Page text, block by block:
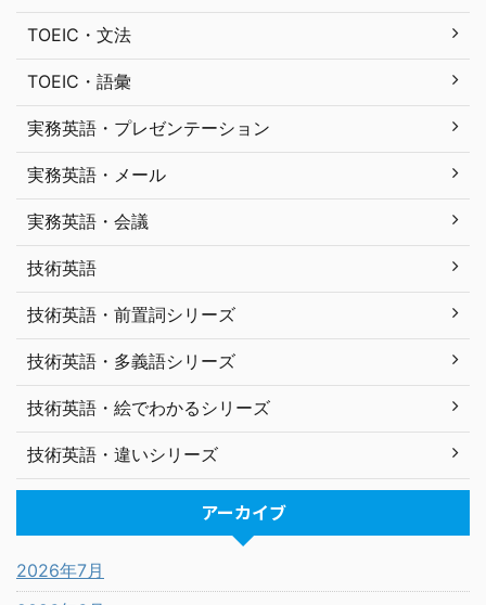
TOEIC・文法
TOEIC・語彙
実務英語・プレゼンテーション
実務英語・メール
実務英語・会議
技術英語
技術英語・前置詞シリーズ
技術英語・多義語シリーズ
技術英語・絵でわかるシリーズ
技術英語・違いシリーズ
アーカイブ
2026年7月